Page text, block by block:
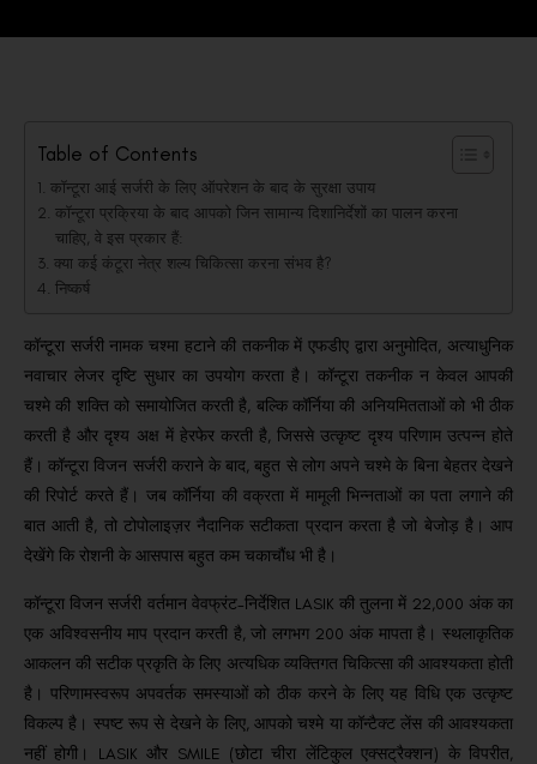
Table of Contents
कॉन्टूरा आई सर्जरी के लिए ऑपरेशन के बाद के सुरक्षा उपाय
कॉन्टूरा प्रक्रिया के बाद आपको जिन सामान्य दिशानिर्देशों का पालन करना
चाहिए, वे इस प्रकार हैं:
क्या कई कंटूरा नेत्र शल्य चिकित्सा करना संभव है?
निष्कर्ष
कॉन्टूरा सर्जरी नामक चश्मा हटाने की तकनीक में एफडीए द्वारा अनुमोदित, अत्याधुनिक
नवाचार लेजर दृष्टि सुधार का उपयोग करता है। कॉन्टूरा तकनीक न केवल आपकी
चश्मे की शक्ति को समायोजित करती है, बल्कि कॉर्निया की अनियमितताओं को भी ठीक
करती है और दृश्य अक्ष में हेरफेर करती है, जिससे उत्कृष्ट दृश्य परिणाम उत्पन्न होते
हैं। कॉन्टूरा विजन सर्जरी कराने के बाद, बहुत से लोग अपने चश्मे के बिना बेहतर देखने
की रिपोर्ट करते हैं। जब कॉर्निया की वक्रता में मामूली भिन्नताओं का पता लगाने की
बात आती है, तो टोपोलाइज़र नैदानिक सटीकता प्रदान करता है जो बेजोड़ है। आप
देखेंगे कि रोशनी के आसपास बहुत कम चकाचौंध भी है।
कॉन्टूरा विजन सर्जरी वर्तमान वेवफ्रंट-निर्देशित LASIK की तुलना में 22,000 अंक का
एक अविश्वसनीय माप प्रदान करती है, जो लगभग 200 अंक मापता है। स्थलाकृतिक
आकलन की सटीक प्रकृति के लिए अत्यधिक व्यक्तिगत चिकित्सा की आवश्यकता होती
है। परिणामस्वरूप अपवर्तक समस्याओं को ठीक करने के लिए यह विधि एक उत्कृष्ट
विकल्प है। स्पष्ट रूप से देखने के लिए, आपको चश्मे या कॉन्टैक्ट लेंस की आवश्यकता
नहीं होगी।
LASIK और SMILE (छोटा चीरा लेंटिकुल एक्सट्रैक्शन) के विपरीत,